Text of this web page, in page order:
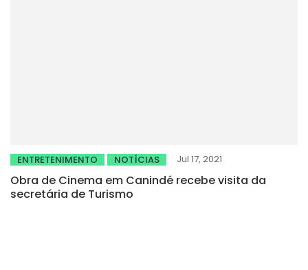
ENTRETENIMENTO NOTÍCIAS Jul 17, 2021
Obra de Cinema em Canindé recebe visita da
secretária de Turismo